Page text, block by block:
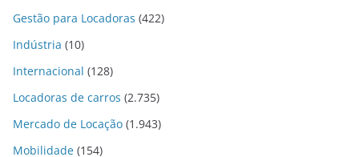
Gestão para Locadoras (422)
Indústria (10)
Internacional (128)
Locadoras de carros (2.735)
Mercado de Locação (1.943)
Mobilidade (154)